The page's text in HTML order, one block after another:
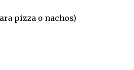
pizza o nachos)